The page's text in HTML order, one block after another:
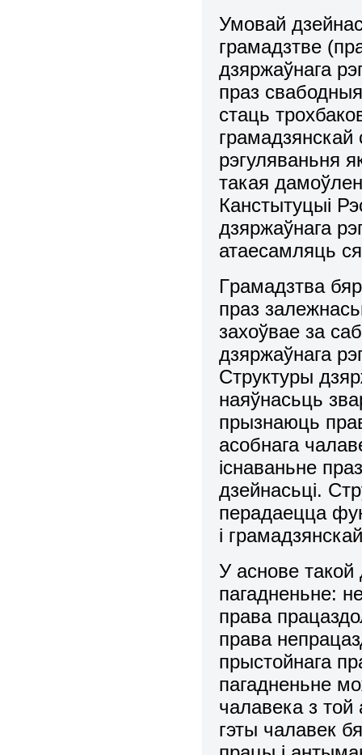
Умовай
грамадзтве
дзяржаўнага
праз
стаць
грамадзянскай
рэгуляваньня
такая
Канстытуцыі
дзяpжаўнага
атаесамляць
Гpамадзтва
праз
захоўвае за
дзяpжаўнага
Структуры
наяўнасьць
пpызнаюць
асобнага
існаваньне
дзейнасьці.
перадаецца
і
У аснове
пагадненьне:
пpава
пpава
прыстойнага
пагадненьне
чалавека з той
гэты чалавек